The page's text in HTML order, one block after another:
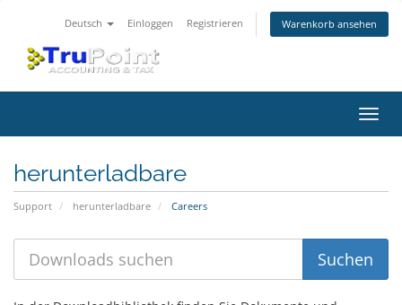
Deutsch Einloggen Registrieren Warenkorb ansehen
ein-/
herunterladbare
Support herunterladbare Careers